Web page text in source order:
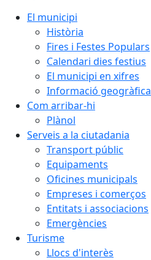
El municipi
Història
Fires i Festes Populars
Calendari dies festius
El municipi en xifres
Informació geogràfica
Com arribar-hi
Plànol
Serveis a la ciutadania
Transport públic
Equipaments
Oficines municipals
Empreses i comerços
Entitats i associacions
Emergències
Turisme
Llocs d'interès